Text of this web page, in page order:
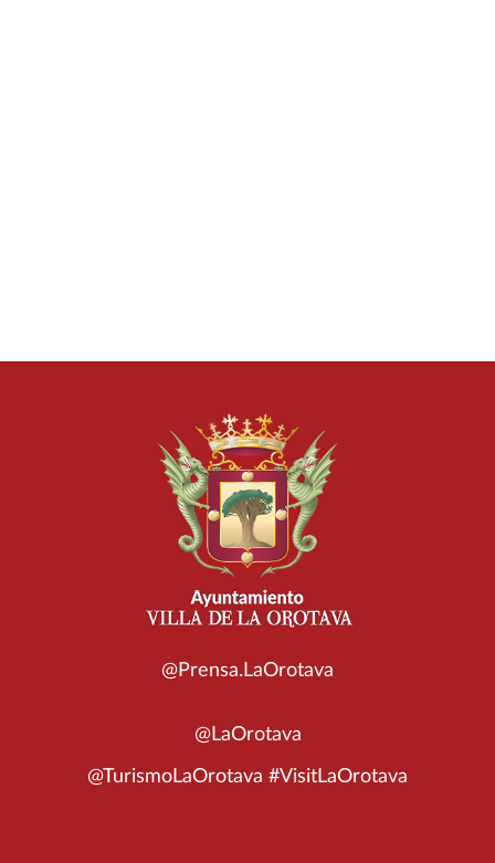
@Prensa.LaOrotava
@LaOrotava
@TurismoLaOrotava #VisitLaOrotava